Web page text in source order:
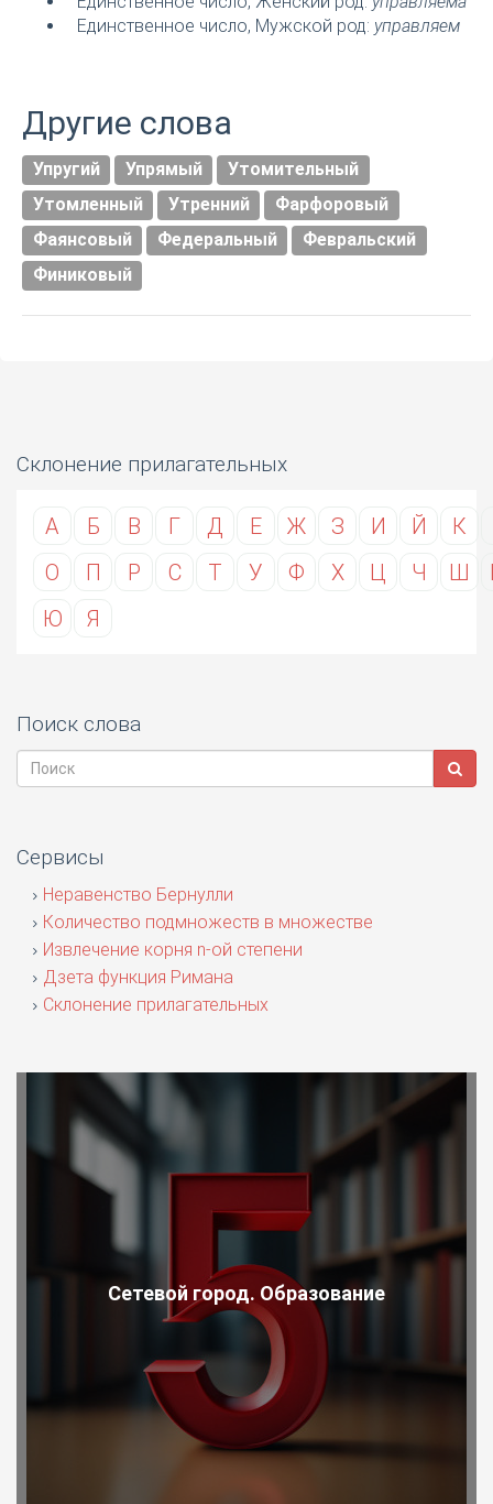
Единственное число, Мужской род: управляем
Другие слова
Упругий Упрямый
Утомительный
Утомленный
Утренний
Фарфоровый
Фаянсовый
Федеральный
Февральский
Финиковый
Склонение прилагательных
А Б В Г Д Е Ж З И Й К
О
П Р С Т У Ф Х Ц Ч Ш
Ю
Я
Поиск слова
Сервисы
Неравенство Бернулли
Количество подмножеств в множестве
Извлечение корня n-ой степени
Дзета функция Римана
Склонение прилагательных
Сетевой город. Образование